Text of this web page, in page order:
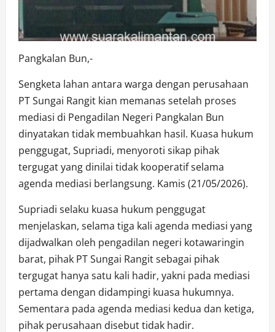
Pangkalan Bun,-
Sengketa lahan antara warga dengan perusahaan
PT Sungai Rangit kian memanas setelah proses
mediasi di Pengadilan Negeri Pangkalan Bun
dinyatakan tidak membuahkan hasil. Kuasa hukum
penggugat, Supriadi, menyoroti sikap pihak
tergugat yang dinilai tidak kooperatif selama
agenda mediasi berlangsung. Kamis (21/05/2026).
Supriadi selaku kuasa hukum penggugat
menjelaskan, selama tiga kali agenda mediasi yang
dijadwalkan oleh pengadilan negeri kotawaringin
barat, pihak PT Sungai Rangit sebagai pihak
tergugat hanya satu kali hadir, yakni pada mediasi
pertama dengan didampingi kuasa hukumnya.
Sementara pada agenda mediasi kedua dan ketiga,
pihak perusahaan disebut tidak hadir.